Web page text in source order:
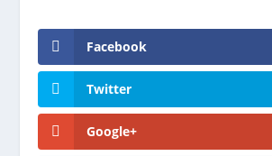
Facebook
Twitter
Google+